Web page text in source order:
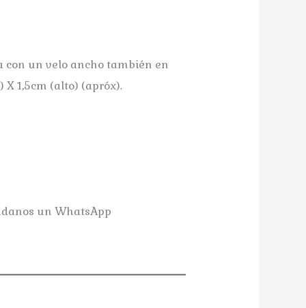
Tocado Md.: Noelia
con un velo ancho también en
X 1,5cm (alto) (apróx).
un WhatsApp